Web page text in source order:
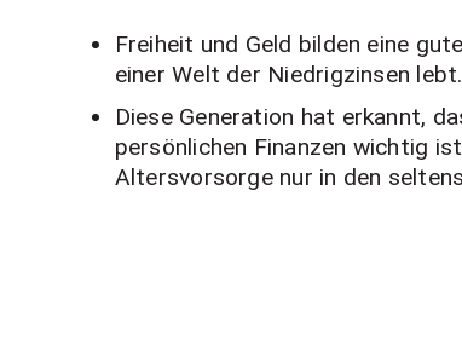
Freiheit und Geld bilden eine
einer Welt der Niedrigzinsen lebt.
Diese Generation hat erkannt,
persönlichen Finanzen wichtig
Altersvorsorge nur in den